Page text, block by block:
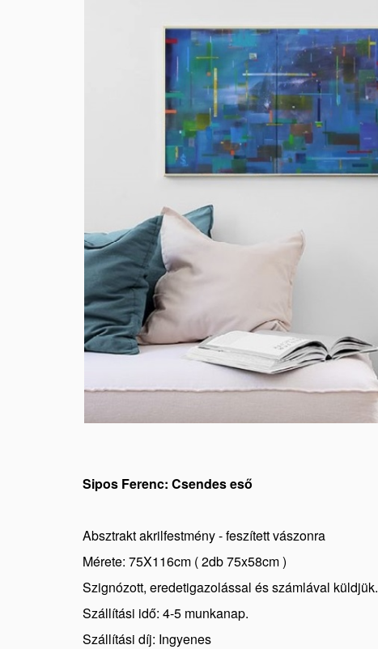
Sipos Ferenc: Csendes eső
Absztrakt akrilfestmény - feszített vászonra
Mérete: 75X116cm ( 2db 75x58cm )
Szignózott, eredetigazolással és számlával küldjük.
Szállítási idő: 4-5 munkanap.
Szállítási díj: Ingyenes